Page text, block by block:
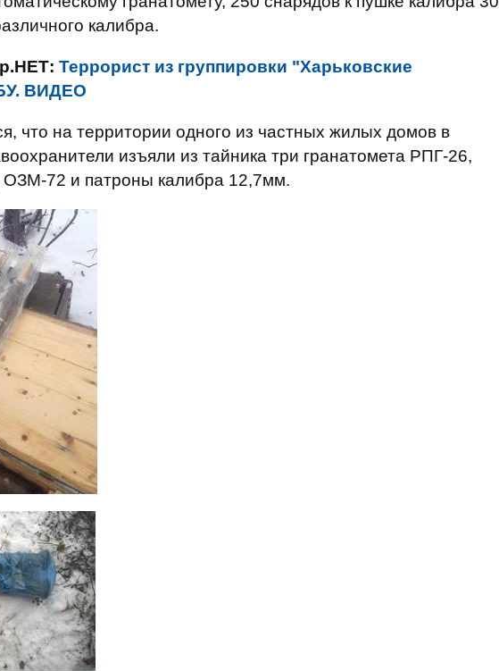
калибра.
Террорист из группировки "Харьковские
ВИДЕО
что на территории одного из частных жилых домов в
изъяли из тайника три гранатомета РПГ-26,
ОЗМ-72 и патроны калибра 12,7мм.